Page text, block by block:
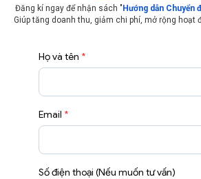
Đăng kí ngay để nhận sách " Hướng dẫn Chuyển
Giúp tăng doanh thu, giảm chi phí, mở rộng hoạt
Họ và tên *
Email *
Số điện thoại (Nếu muốn tư vấn)